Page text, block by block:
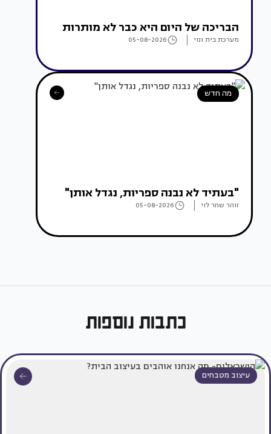
הבריכה של היום היא כבר לא מותרות
מערכת בית ונוי 05-08-2026
מה חדש
"בעתיד לא נבנה ספריות, נגדל אותן"
זוהר שחר לוי 05-08-2026
כתבות נוספות
עיצוב מטבחים